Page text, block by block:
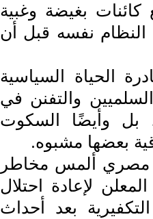
كائنات بغيضة وغبية
النظام نفسه قبل أن
الحياة السياسية
والتفنن في
بل وأيضًا السكوت
بعضها مشبوه.
مصري ألمس مخاطر
لإعادة احتلال
بعد أحداث